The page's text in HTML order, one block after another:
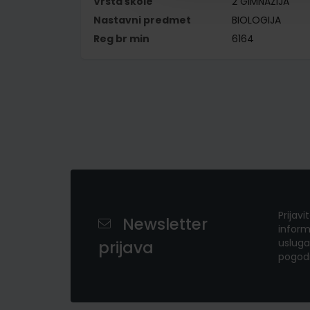
Nastavni predmet
BIOLOGIJA
Reg br min
6164
Newsletter
prijava